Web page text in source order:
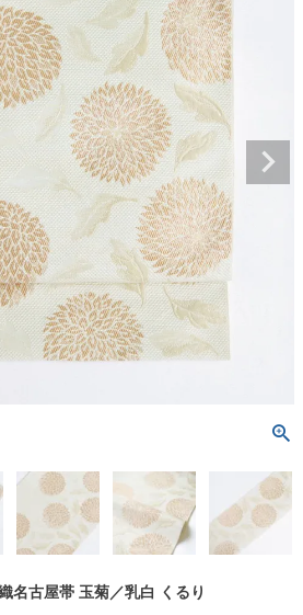
名古屋帯 玉菊／乳白 くるり